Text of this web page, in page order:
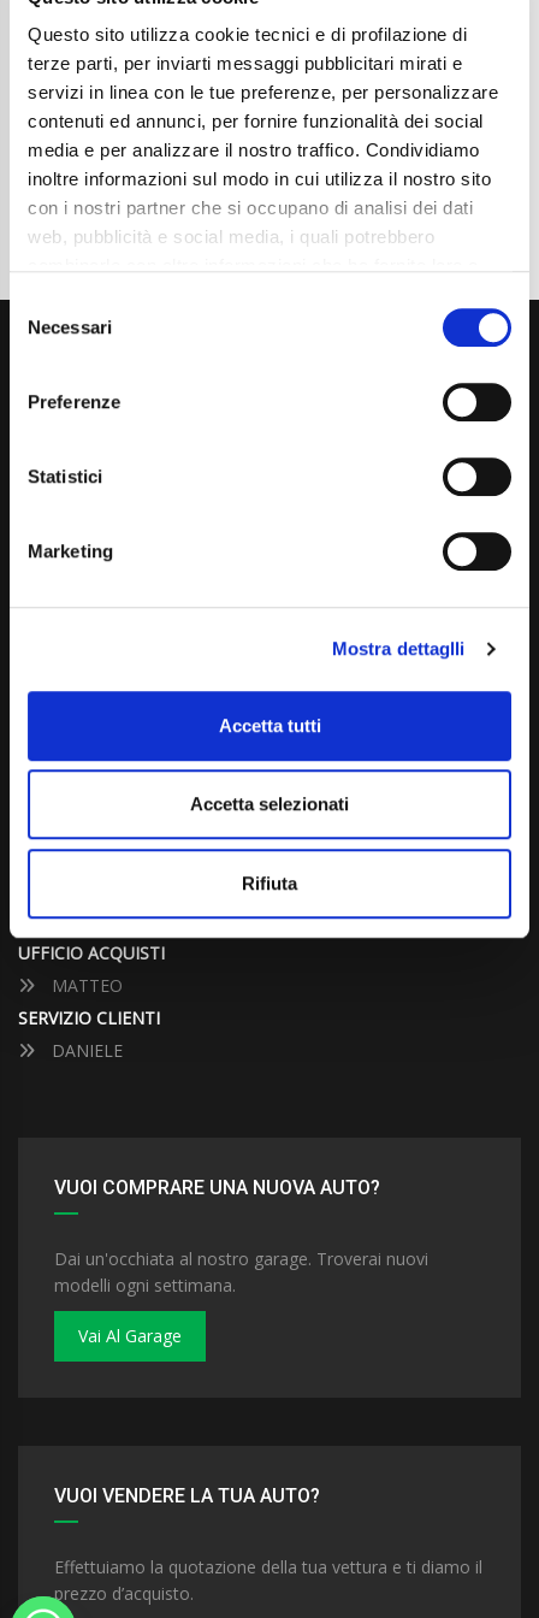
Questo sito utilizza cookie tecnici e di profilazione di
terze parti, per inviarti messaggi pubblicitari mirati e
servizi in linea con le tue preferenze, per personalizzare
contenuti ed annunci, per fornire funzionalità dei social
media e per analizzare il nostro traffico. Condividiamo
inoltre informazioni sul modo in cui utilizza il nostro sito
con i nostri partner che si occupano di analisi dei dati
web, pubblicità e social media, i quali potrebbero
mera chiusura del banner non comporta l’accettazione
tutti” o selezionando le diverse categorie di cookies
Consent
Selection
Necessari
Preferenze
Statistici
Marketing
Mostra dettaglli
Accetta tutti
Accetta selezionati
Rifiuta
Tipo Di Carburante
Elettrica/Diesel
Automatico
Normativa Euro
Euro 6d
Dettaglio
Via Giuditta Pasta 2, Como (CO) 22100
UFFICIO VENDITE
ALESSANDRO
UFFICIO ACQUISTI
MATTEO
SERVIZIO CLIENTI
DANIELE
VUOI COMPRARE UNA NUOVA AUTO?
Dai un'occhiata al nostro garage. Troverai nuovi
modelli ogni settimana.
Vai Al Garage
VUOI VENDERE LA TUA AUTO?
Effettuiamo la quotazione della tua vettura e ti diamo il
prezzo d’acquisto.